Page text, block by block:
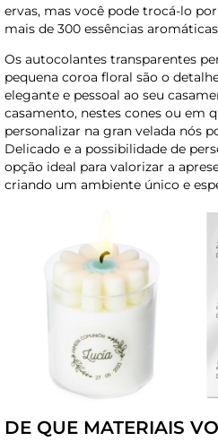
ervas, mas você pode trocá-lo
mais de 300 essências
Os autocolantes transparentes
pequena coroa floral são o
elegante e pessoal ao seu
casamento, nestes cones ou em
personalizar na gran velada nós
Delicado e a possibilidade de
opção ideal para valorizar a
criando um ambiente único e
DE QUE MATERIAIS